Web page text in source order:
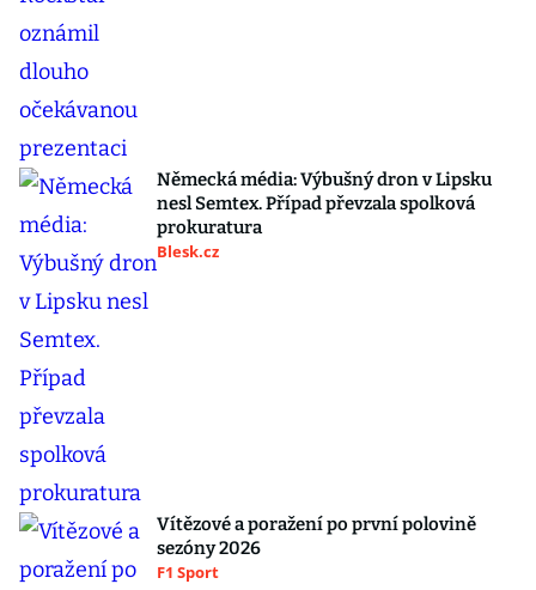
Německá média: Výbušný dron v Lipsku
nesl Semtex. Případ převzala spolková
prokuratura
Blesk.cz
Vítězové a poražení po první polovině
sezóny 2026
F1 Sport